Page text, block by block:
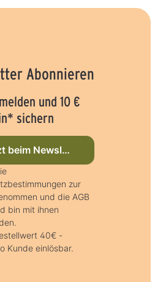
Abonnieren
und 10 €
sichern
beim Newsletter anmelden
zur
und die AGB
bin mit ihnen
40€ -
Kunde einlösbar.